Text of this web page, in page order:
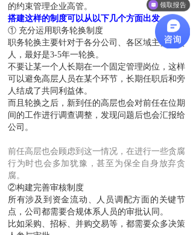
的约束管理企业高管。
搭建这样的制度可以从以下几个方面出发：
① 充分运用职务轮换制度
职务轮换主要针对于各分公司、各区域主要负责
人，最好是3-5年一轮换。
不要让某一个人长期在一个固定管理岗位，这样
可以避免高层人员在某个环节，长期任职后和旁
人结成了共同利益体。
而且轮换之后，新到任的高层也会对前任在位期
间的工作进行调查调整，发现问题后也会汇报给
公司。
前任高层也会顾虑到这一情况，在进行一些贪腐
行为时也会多加犹豫，甚至为保全自身放弃贪
腐。
②构建完善审核制度
所有涉及到资金流动、人员调配方面的关键节
点，公司都需要合规体系人员的审批认同。
比如采购、招标、并购交易等，都需要众多决策
领取报告